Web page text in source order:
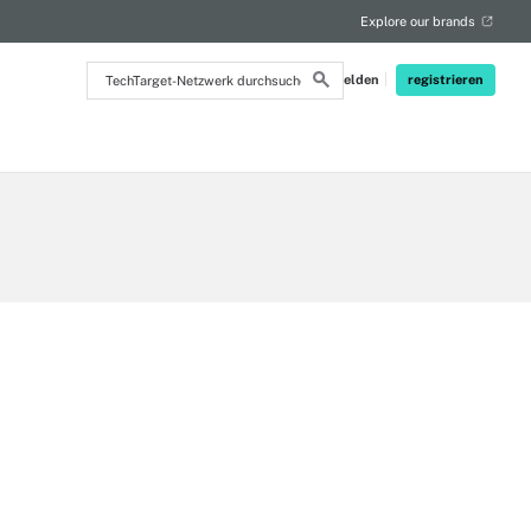
TechTarget-
Netzwerk
Anmelden registrieren
Explore our brands